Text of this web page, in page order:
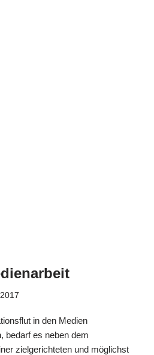
in den Medien
bedarf es neben dem
zielgerichteten und möglichst